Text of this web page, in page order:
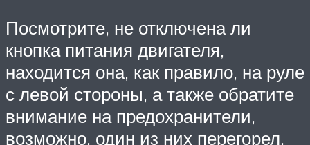
Посмотрите, не отключена ли
кнопка питания двигателя,
находится она, как правило, на руле
с левой стороны, а также обратите
внимание на предохранители,
возможно, один из них перегорел.